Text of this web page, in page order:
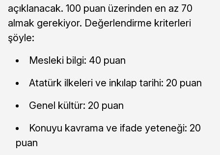
açıklanacak. 100 puan üzerinden en az 70
almak gerekiyor. Değerlendirme kriterleri
şöyle:
Mesleki bilgi: 40 puan
Atatürk ilkeleri ve inkılap tarihi: 20 puan
Genel kültür: 20 puan
Konuyu kavrama ve ifade yeteneği: 20
puan